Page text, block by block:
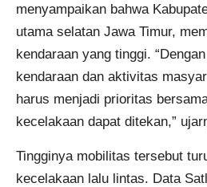
menyampaikan bahwa
utama selatan Jawa Timur,
kendaraan yang tinggi.
kendaraan dan aktivitas
harus menjadi prioritas
kecelakaan dapat ditekan,”
Tingginya mobilitas tersebut
kecelakaan lalu lintas. Data